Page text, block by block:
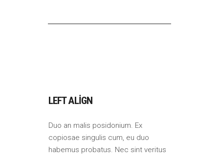
LEFT ALIGN
Duo an malis posidonium. Ex
copiosae singulis cum, eu duo
habemus probatus. Nec sint veritus